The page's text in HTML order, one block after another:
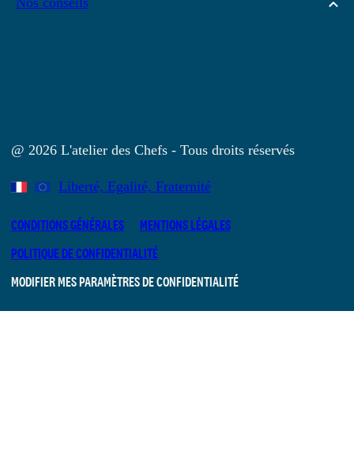
@ 2026 L'atelier des Chefs - Tous droits réservés
Liberté, Egalité, Fraternité
CONDITIONS GÉNÉRALES
MENTIONS LÉGALES
POLITIQUE DE CONFIDENTIALITÉ
MODIFIER MES PARAMÈTRES DE CONFIDENTIALITÉ